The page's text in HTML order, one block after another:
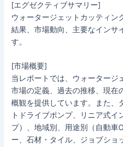
[エグゼクティブサマリー]
ウォータージェットカッティン
結果、市場動向、主要なインサ
す。
[市場概要]
当レポートでは、ウォータージ
市場の定義、過去の推移、現在
概観を提供しています。また、
トドライブポンプ、リニア式イ
プ）、地域別、用途別（自動車
ー、石材・タイル、ジョブショ